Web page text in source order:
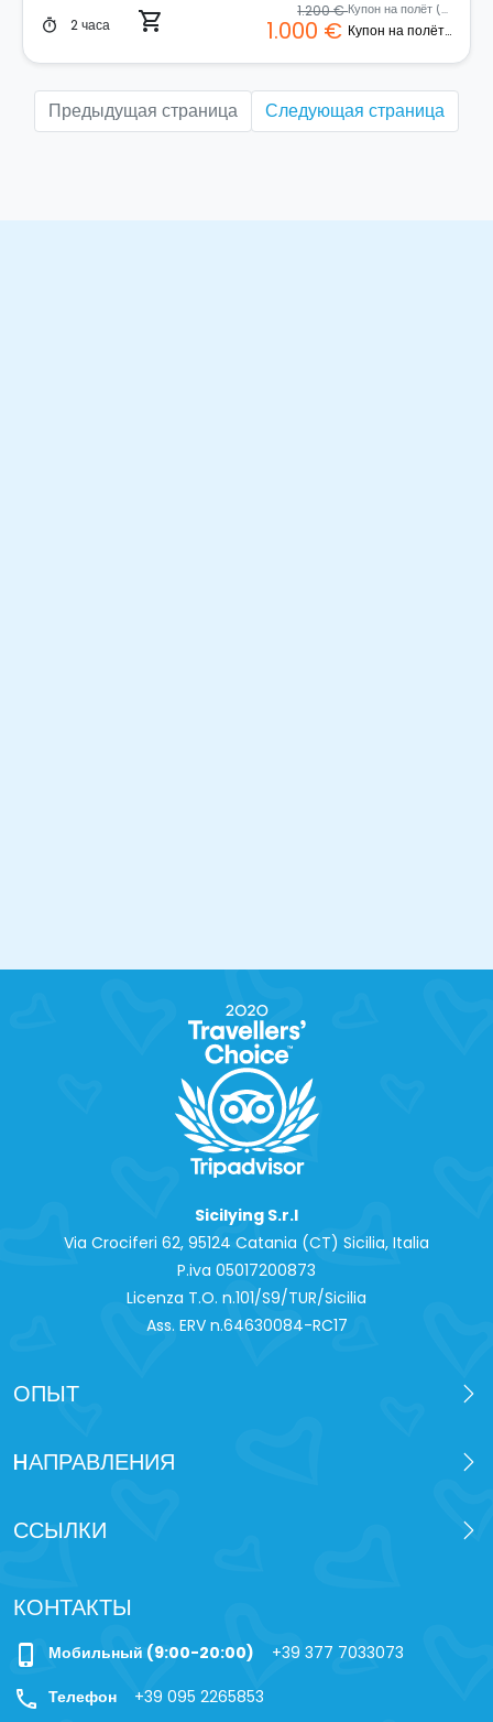
timer 2 часа shopping_cart 1.200 € Купон на полёт (2 человека)
1.000 € Купон на полёт (2 человека)
Предыдущая страница Следующая страница
Sicilying S.r.l
Via Crociferi 62, 95124 Catania (CT) Sicilia, Italia
P.iva 0‍5017200873
Licenza T.O. n.101/S9/TUR/Sicilia
Ass. ERV n.64630084-RC17
ОПЫТ
HАПРАВЛЕНИЯ
ССЫЛКИ
КОНТАКТЫ
phone_iphone Мобильный (9:00-20:00) +39 377 7033073
call Телефон +39 095 2265853